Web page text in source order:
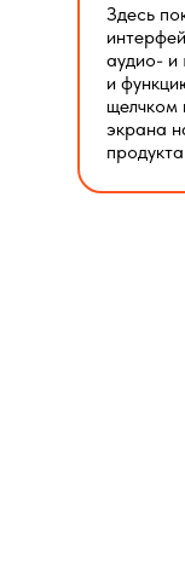
Здесь
аудио- и
и
щелчком
экрана